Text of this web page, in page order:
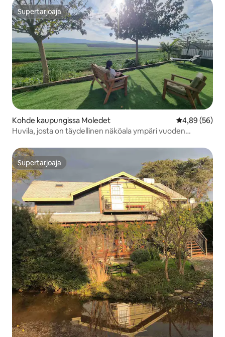
Supertarjoaja
Supertarjoaja
Kohde kaupungissa Moledet
4,89 (56)
Huvila, josta on täydellinen näköala ympäri vuoden
Supertarjoaja
Supertarjoaja